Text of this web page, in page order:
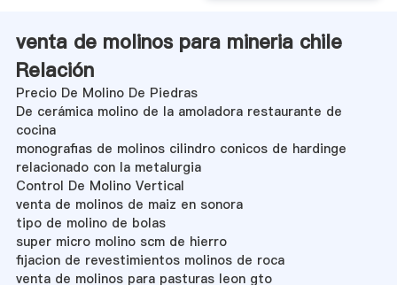
venta de molinos para mineria chile
Relación
Precio De Molino De Piedras
De cerámica molino de la amoladora restaurante de
cocina
monografias de molinos cilindro conicos de hardinge
relacionado con la metalurgia
Control De Molino Vertical
venta de molinos de maiz en sonora
tipo de molino de bolas
super micro molino scm de hierro
fijacion de revestimientos molinos de roca
venta de molinos para pasturas leon gto